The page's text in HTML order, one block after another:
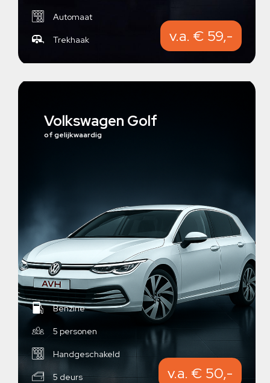
Automaat
Trekhaak v.a. € 59,-
Volkswagen Golf
of gelijkwaardig
Benzine
5 personen
Handgeschakeld
5 deurs v.a. € 50,-